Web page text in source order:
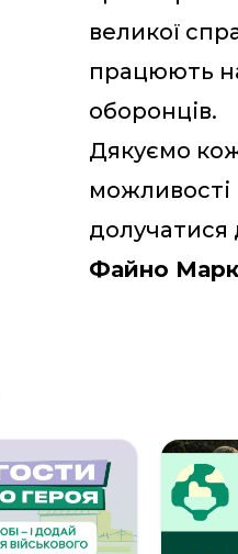
великої
працюють
оборонців.
Дякуємо
можливості
долучатися
Файно